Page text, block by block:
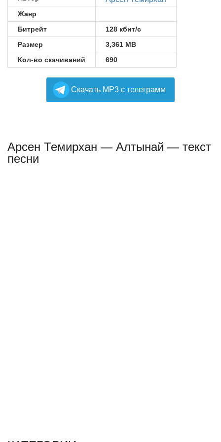
Жанр
Битрейт
128 кбит/с
Размер
3,361 MB
Кол-во скачиваний
690
Cкачать MP3 с телеграмм
Арсен Темирхан — Алтынай — текст
песни